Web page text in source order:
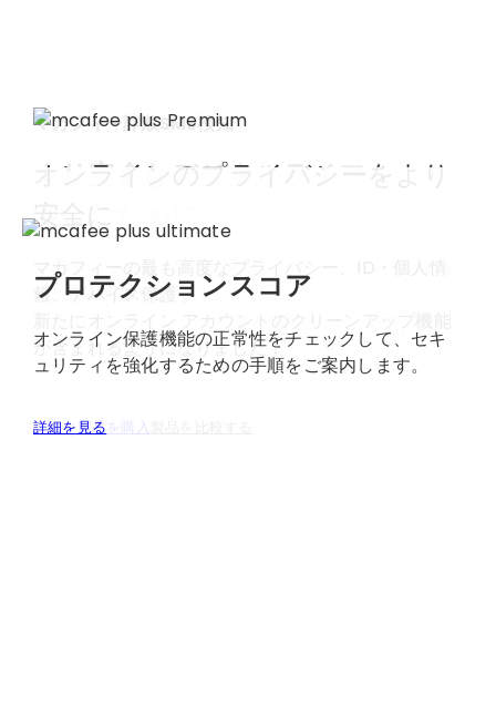
よりスマートな保護対策
詐欺被害を未然に防ぎましょう。危険なテキストメ
ッセージに対する自動検知機能と、QR コードのオン
ン、返信する前に詐欺を回避できます。
今すぐ製品を購入
マカフィー詐欺SMS検知
より安全なデジタルライフを
楽しむために
McAfee Smart AI™を活用したオールインワンの保
護対策機能を使用して、日々進化するオンラインの
しましょう。
今すぐ製品を購入
オンラインのプライバシーをより
安全に​
マカフィーの最も高度なプライバシー、ID・個人情
報、デバイス保護 。​
が含まれるようになりました！​
今すぐ製品を購入
プロテクションスコア
オンライン保護機能の正常性をチェックして、セキ
ュリティを強化するための手順をご案内します。
詳細を見る